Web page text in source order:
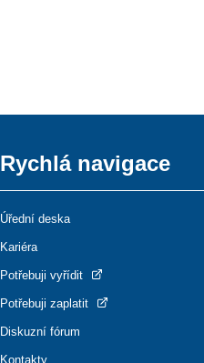
Rychlá navigace
Úřední deska
Kariéra
Potřebuji vyřídit
Potřebuji zaplatit
Diskuzní fórum
Kontakty